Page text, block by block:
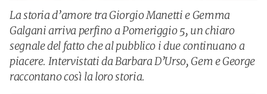
La storia d’amore tra Giorgio Manetti e Gemma
Galgani arriva perfino a Pomeriggio 5, un chiaro
segnale del fatto che al pubblico i due continuano a
piacere. Intervistati da Barbara D’Urso, Gem e George
raccontano così la loro storia.